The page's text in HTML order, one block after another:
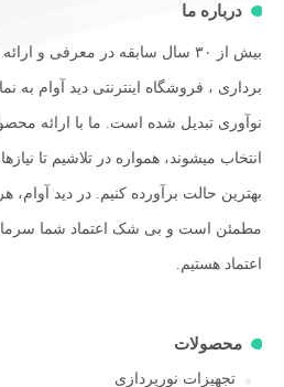
درباره ما
بیش از ۳۰ سال سابقه در معرفی و
برداری ، فروشگاه اینترنتی دید آوام به
نوآوری تبدیل شده است. ما با ارائه
انتخاب میشوند، همواره در تلاشیم تا
بهترین حالت برآورده کنیم. در دید
مطمئن است و بی شک اعتماد شما
اعتماد هستیم.
محصولات
تجهیزات نورپردازی